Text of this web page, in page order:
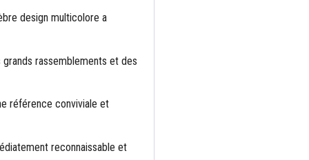
design multicolore a
rassemblements et des
référence conviviale et
reconnaissable et